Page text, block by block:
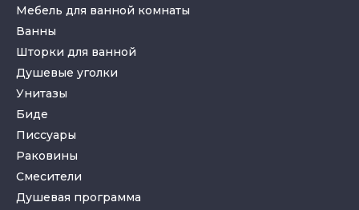
Мебель для ванной комнаты
Ванны
Шторки для ванной
Душевые уголки
Унитазы
Биде
Писсуары
Раковины
Смесители
Душевая программа